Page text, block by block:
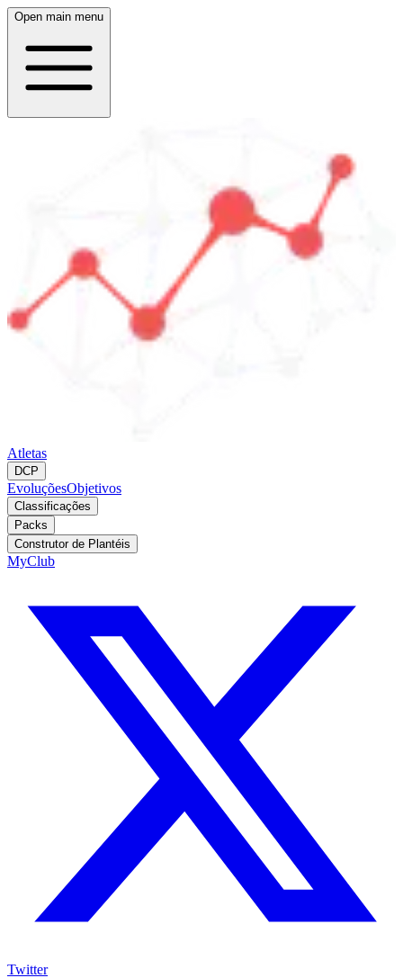
Open main menu
Atletas
DCP
EvoluçõesObjetivos
Classificações
Packs
Construtor de Plantéis
MyClub
Twitter